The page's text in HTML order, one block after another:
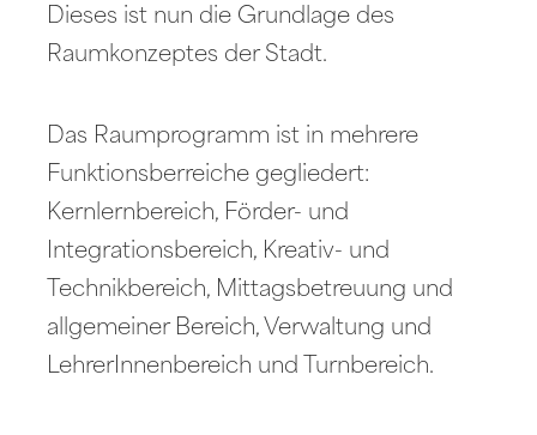
Dieses ist nun die Grundlage des
Raumkonzeptes der Stadt.
Das Raumprogramm ist in mehrere
Funktionsberreiche gegliedert:
Kernlernbereich, Förder- und
Integrationsbereich, Kreativ- und
Technikbereich, Mittagsbetreuung und
allgemeiner Bereich, Verwaltung und
LehrerInnenbereich und Turnbereich.